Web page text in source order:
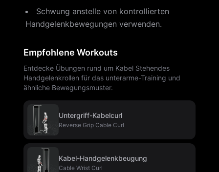
Schwung anstelle von kontrollierten
Handgelenkbewegungen verwenden.
Empfohlene Workouts
Entdecke Übungen rund um Kabel Stehendes
Handgelenkrollen für das unterarme-Training und
ähnliche Bewegungsmuster.
Untergriff-Kabelcurl
Reverse Grip Cable Curl
Kabel-Handgelenkbeugung
Cable Wrist Curl